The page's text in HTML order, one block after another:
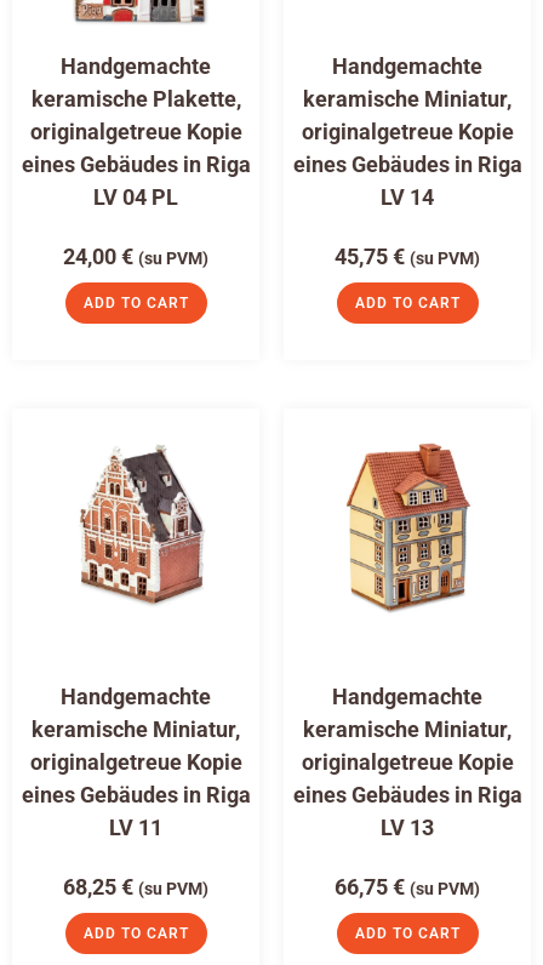
Handgemachte
keramische Plakette,
originalgetreue Kopie
eines Gebäudes in Riga
LV 04 PL
24,00€ (su PVM)
ADD TO CART
Handgemachte
keramische Miniatur,
originalgetreue Kopie
eines Gebäudes in Riga
LV 14
45,75€ (su PVM)
ADD TO CART
Handgemachte
keramische Miniatur,
originalgetreue Kopie
eines Gebäudes in Riga
LV 11
68,25€ (su PVM)
ADD TO CART
Handgemachte
keramische Miniatur,
originalgetreue Kopie
eines Gebäudes in Riga
LV 13
66,75€ (su PVM)
ADD TO CART